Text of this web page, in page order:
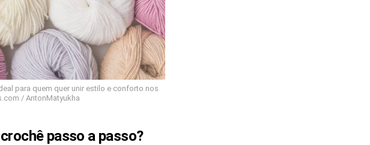
para quem quer unir estilo e conforto nos
/ AntonMatyukha
passo a passo?